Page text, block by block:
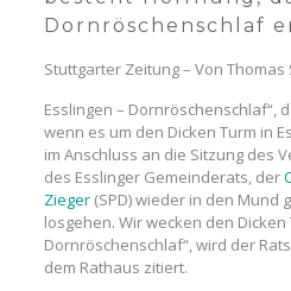
Dornröschenschlaf
Stuttgarter Zeitung – Von Thomas
Esslingen – Dornröschenschlaf“,
wenn es um den Dicken Turm in
im Anschluss an die Sitzung des
des Esslinger Gemeinderats, der
Zieger(SPD) wieder in den Mund
losgehen. Wir wecken den Dicken
Dornröschenschlaf“, wird der
dem Rathaus zitiert.